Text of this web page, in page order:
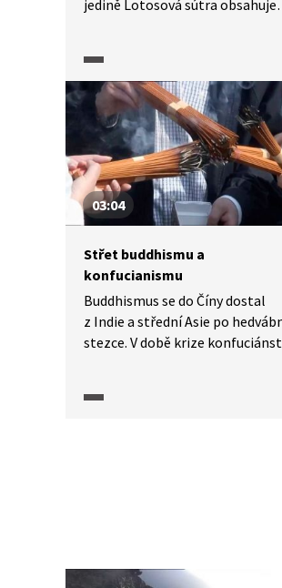
jedině Lotosová sútra obsahuje
kdy ho oživilo hnutí Sóka gakkai.
Ničirenovo učení se těší velké
oblibě v zahraničí. Kromě
Ničirenova buddhismu existuje
zenový buddhismus, což je
především přístup k životu, a
prvním proudem japonského
buddhismu, který pronikl do
03:04
Střet buddhismu a
konfucianismu
Buddhismus se do Číny dostal
z Indie a střední Asie po
stezce. V době krize
postátněn a přijal do sebe